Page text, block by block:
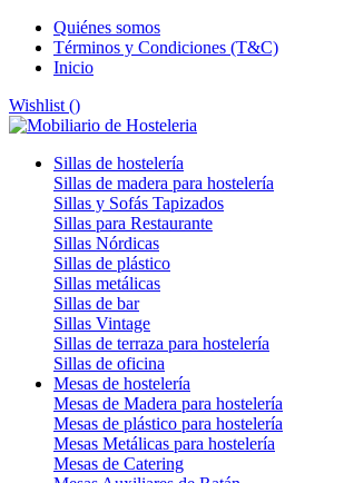
Quiénes somos
Términos y Condiciones (T&C)
Inicio
Wishlist ()
Sillas de hostelería
Sillas de madera para hostelería
Sillas y Sofás Tapizados
Sillas para Restaurante
Sillas Nórdicas
Sillas de plástico
Sillas metálicas
Sillas de bar
Sillas Vintage
Sillas de terraza para hostelería
Sillas de oficina
Mesas de hostelería
Mesas de Madera para hostelería
Mesas de plástico para hostelería
Mesas Metálicas para hostelería
Mesas de Catering